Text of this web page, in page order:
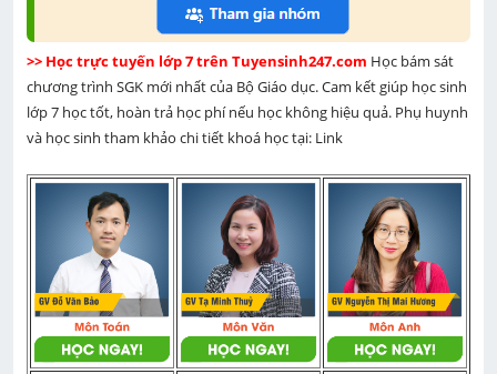
>> Học trực tuyến lớp 7 trên Tuyensinh247.com Học bám sát
chương trình SGK mới nhất của Bộ Giáo dục. Cam kết giúp học sinh
lớp 7 học tốt, hoàn trả học phí nếu học không hiệu quả. Phụ huynh
và học sinh tham khảo chi tiết khoá học tại: Link